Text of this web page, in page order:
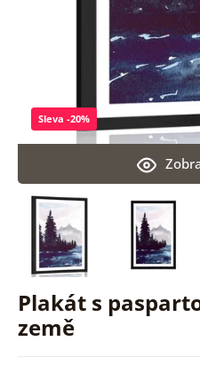
Plakát s
země
Sleva -20%